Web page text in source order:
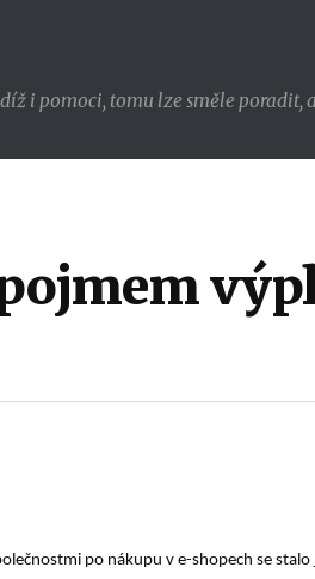
i pomoci, tomu lze směle poradit,
po nákupu v e-shopech se